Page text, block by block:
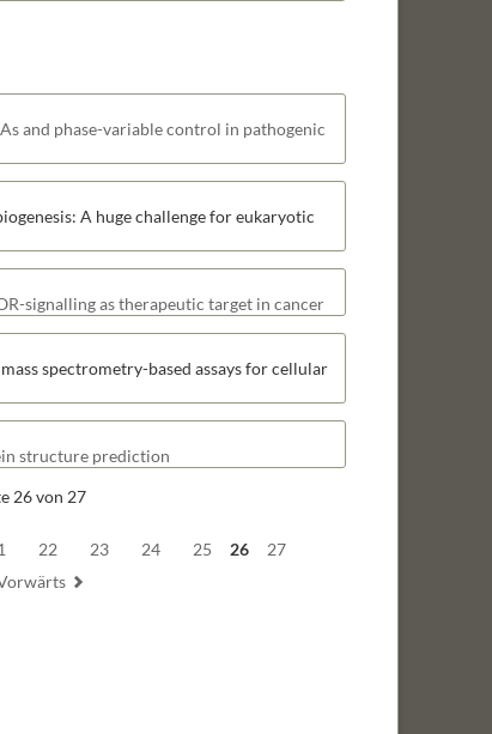
and phase-variable control in pathogenic
A huge challenge for eukaryotic
signalling as therapeutic target in cancer
spectrometry-based assays for cellular
structure prediction
26 von 27
22 23 24 25 26
27